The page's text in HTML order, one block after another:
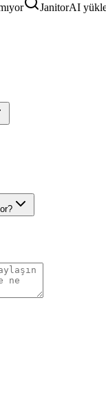
JanitorAI